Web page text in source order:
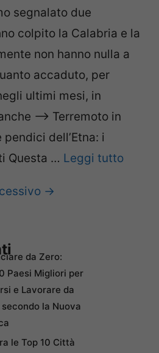
segnalato due
colpito la Calabria e la
non hanno nulla a
accaduto, per
ultimi mesi, in
–> Terremoto in
dell’Etna: i
Questa … Leggi tutto
→
da Zero:
Paesi Migliori per
e Lavorare da
la Nuova
le Top 10 Città